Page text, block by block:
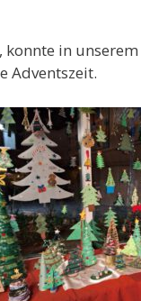
in
Adventszeit.